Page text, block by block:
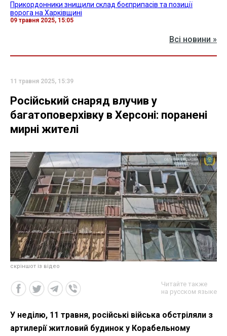
Прикордонники знищили склад боєприпасів та позиції
ворога на Харківщині
09 травня 2025, 15:05
Всі новини »
11 травня 2025, 15:39
Російський снаряд влучив у
багатоповерхівку в Херсоні: поранені
мирні жителі
скріншот із відео
Читайте также
на русском языке
У неділю, 11 травня, російські війська обстріляли з
артилерії житловий будинок у Корабельному